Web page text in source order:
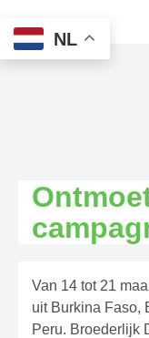
Van 14 tot 21
uit Burkina Faso,
Peru. Broederlijk
NL